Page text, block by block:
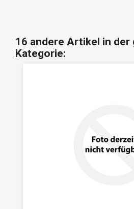
16 andere Artikel in der
Kategorie: